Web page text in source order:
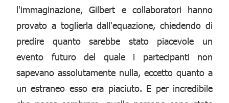
l'immaginazione, Gilbert e collaboratori hanno
provato a toglierla dall'equazione, chiedendo di
predire quanto sarebbe stato piacevole un
evento futuro del quale i partecipanti non
sapevano assolutamente nulla, eccetto quanto a
un estraneo esso era piaciuto. E per incredibile